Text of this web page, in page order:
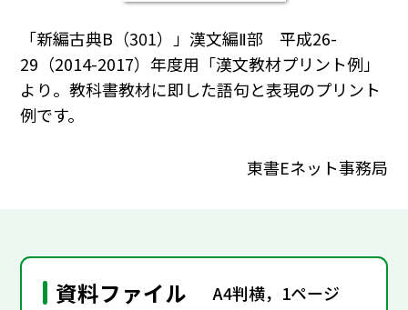
「新編古典B（301）」漢文編Ⅱ部 平成26-
29（2014-2017）年度用「漢文教材プリント例」
より。教科書教材に即した語句と表現のプリント
例です。
東書Eネット事務局
資料ファイル A4判横，1ページ